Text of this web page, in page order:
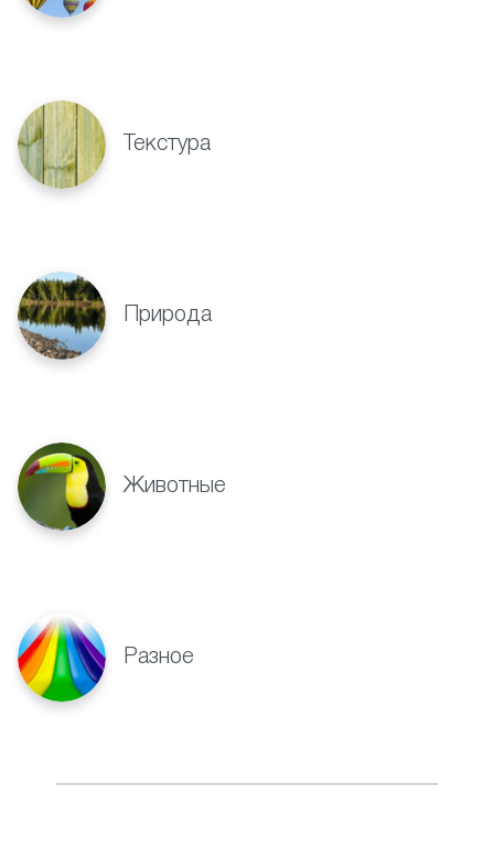
Текстура
Природа
Животные
Разное